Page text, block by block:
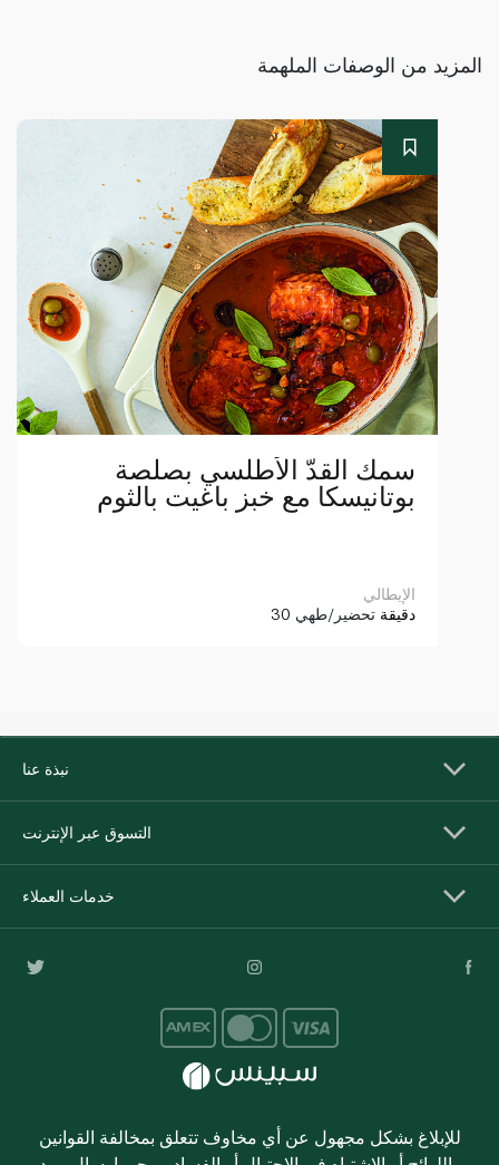
المزيد من الوصفات الملهمة
سمك القدّ الأطلسي بصلصة
بوتانيسكا مع خبز باغيت بالثوم
الإيطالي
30 دقيقة تحضير/طهي
نبذة عنا
التسوق عبر الإنترنت
خدمات العملاء
للإبلاغ بشكل مجهول عن أي مخاوف تتعلق بمخالفة القوانين